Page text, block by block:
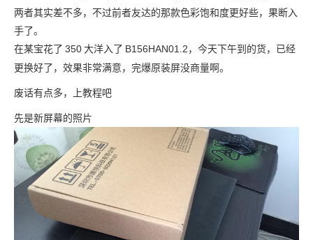
两者其实差不多，不过前者友达的那款色彩饱和度更好些，果断入
手了。
在某宝花了 350大洋入了 B156HAN01.2，今天下午到的货，已经
更换好了，效果非常满意，完爆原装屏没商量啊。
废话有点多，上教程吧
先是新屏幕的照片